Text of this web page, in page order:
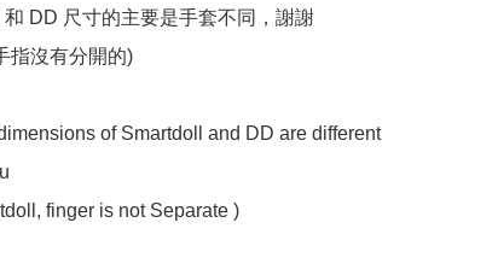
DD 尺寸的主要是手套不同，謝謝
指沒有分開的)
of Smartdoll and DD are different
finger is not Separate )